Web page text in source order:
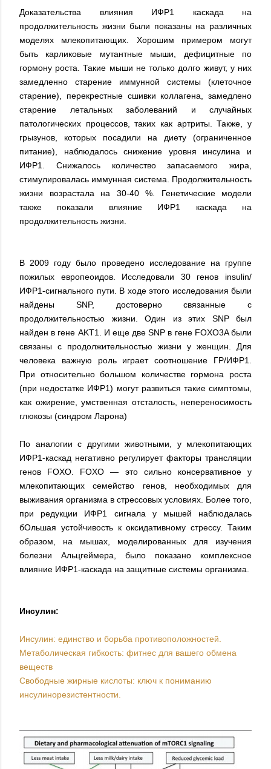
Доказательства влияния ИФР1 каскада на
продолжительность жизни были показаны на различных
моделях млекопитающих. Хорошим примером могут
быть карликовые мутантные мыши, дефицитные по
гормону роста. Такие мыши не только долго живут, у них
замедленно старение иммунной системы (клеточное
старение), перекрестные сшивки коллагена, замедлено
старение летальных заболеваний и случайных
патологических процессов, таких как артриты. Также, у
грызунов, которых посадили на диету (ограниченное
питание), наблюдалось снижение уровня инсулина и
ИФР1. Снижалось количество запасаемого жира,
стимулировалась иммунная система. Продолжительность
жизни возрастала на 30-40 %. Генетические модели
также показали влияние ИФР1 каскада на
продолжительность жизни.
В 2009 году было проведено исследование на группе
пожилых европеоидов. Исследовали 30 генов insulin/
ИФР1-сигнального пути. В ходе этого исследования были
найдены SNP, достоверно связанные с
продолжительностью жизни. Один из этих SNP был
найден в гене AKT1. И еще две SNP в гене FOXO3A были
связаны с продолжительностью жизни у женщин. Для
человека важную роль играет соотношение ГР/ИФР1.
При относительно большом количестве гормона роста
(при недостатке ИФР1) могут развиться такие симптомы,
как ожирение, умственная отсталость, непереносимость
глюкозы (синдром Ларона)
По аналогии с другими животными, у млекопитающих
ИФР1-каскад негативно регулирует факторы трансляции
генов FOXO. FOXO — это сильно консервативное у
млекопитающих семейство генов, необходимых для
выживания организма в стрессовых условиях. Более того,
при редукции ИФР1 сигнала у мышей наблюдалась
бОльшая устойчивость к оксидативному стрессу. Таким
образом, на мышах, моделированных для изучения
болезни Альцгеймера, было показано комплексное
влияние ИФР1-каскада на защитные системы организма.
Инсулин:
Инсулин: единство и борьба противоположностей.
Метаболическая гибкость: фитнес для вашего обмена
веществ
Свободные жирные кислоты: ключ к пониманию
инсулинорезистентности.